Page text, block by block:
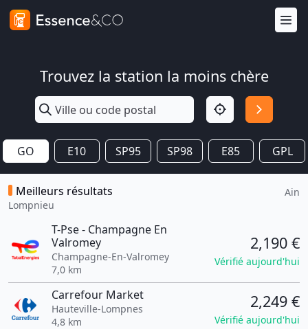
Trouvez la station la moins chère
GO E10 SP95 SP98 E85 GPL
Meilleurs résultats
Lompnieu
Ain
T-Pse - Champagne En
Valromey
Champagne-En-Valromey
7,0 km
2,190 €
Vérifié aujourd'hui
Carrefour Market
Hauteville-Lompnes
4,8 km
2,249 €
Vérifié aujourd'hui